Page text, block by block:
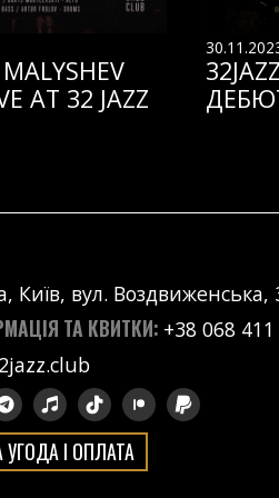
AT 32 JAZZ
Київ, вул. Воздвиженська,
ТА КВИТКИ: +38 068
І ОПЛАТА